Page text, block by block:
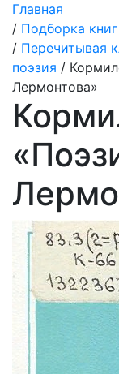
Главная
/ Подборка
/ Перечитывая
поэзия /
Лермонтова»